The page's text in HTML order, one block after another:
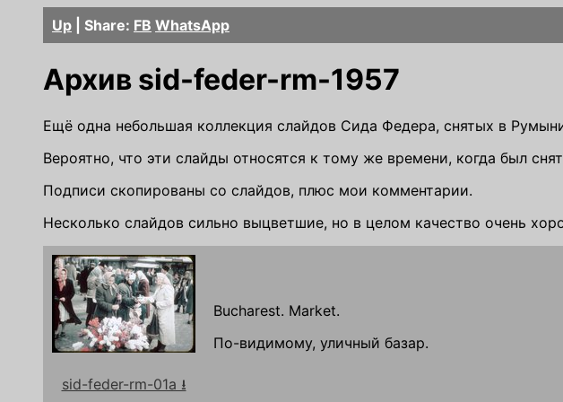
Up | Share: FB WhatsApp
Архив sid-feder-rm-1957
Ещё одна небольшая коллекция слайдов Сида Федера, снятых в
Вероятно, что эти слайды относятся к тому же времени, когда был
Подписи скопированы со слайдов, плюс мои комментарии.
Несколько слайдов сильно выцветшие, но в целом качество очень
sid-feder-rm-01a ⭳
Bucharest. Market.
По-видимому, уличный базар.